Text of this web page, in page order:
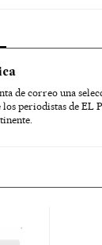
de correo una
periodistas de EL